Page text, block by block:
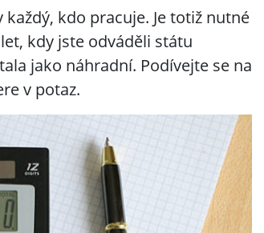
kdo pracuje. Je totiž nutné
kdy jste odváděli státu
jako náhradní. Podívejte se na
v potaz.